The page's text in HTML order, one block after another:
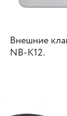
Внешние
NB-K12.